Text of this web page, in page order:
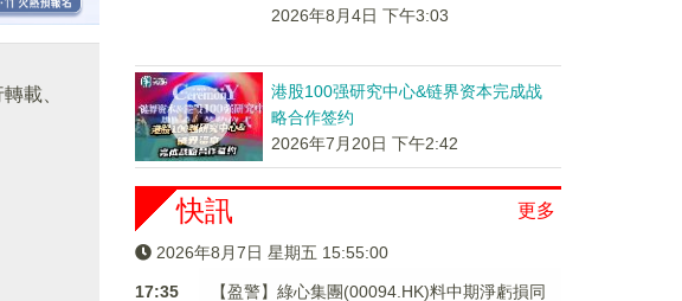
載、
2026年8月4日 下午3:03
港股100强研究中心&链界资本完成战
略合作签约
2026年7月20日 下午2:42
更多
快訊
2026年8月7日 星期五 15:55:00
17:35
【盈警】綠心集團(00094.HK)料中期淨虧損同